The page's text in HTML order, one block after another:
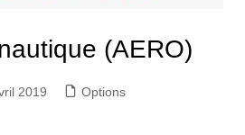
(AERO)
2019 Options